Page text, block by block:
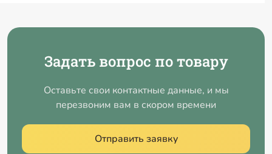
Задать вопрос по товару
Оставьте свои контактные данные, и мы
перезвоним вам в скором времени
Отправить заявку